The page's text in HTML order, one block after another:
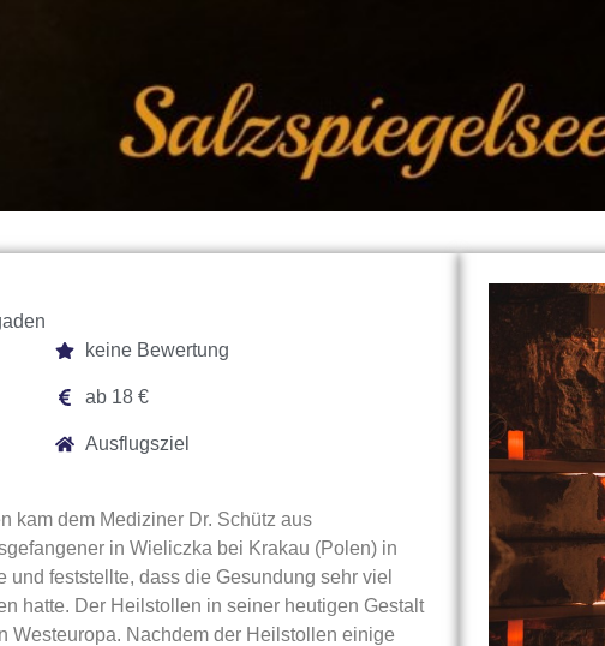
keine Bewertung
ab 18 €
Ausflugsziel
kam dem Mediziner Dr. Schütz aus
in Wieliczka bei Krakau (Polen) in
feststellte, dass die Gesundung sehr viel
hatte. Der Heilstollen in seiner heutigen Gestalt
Westeuropa. Nachdem der Heilstollen einige